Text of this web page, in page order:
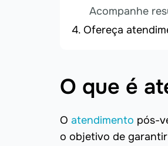
Acompanhe
Ofereça
O que é
O atendimento pós-
o objetivo de